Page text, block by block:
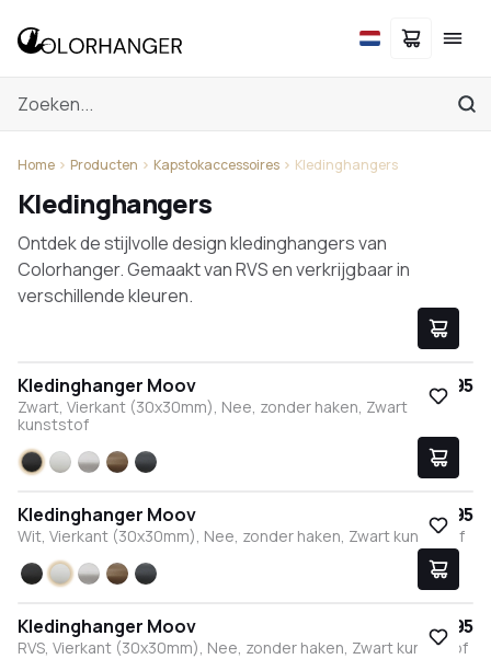
Home Producten Kapstokaccessoires Kledinghangers
Kledinghangers
Ontdek de stijlvolle design kledinghangers van
Colorhanger. Gemaakt van RVS en verkrijgbaar in
verschillende kleuren.
Kledinghanger Moov € 17,95
Zwart, Vierkant (30x30mm), Nee, zonder haken, Zwart
kunststof
ZwartWitRVSBronsAntraciet
Kledinghanger Moov
€ 17,95
Wit, Vierkant (30x30mm), Nee, zonder haken, Zwart kunststof
ZwartWitRVSBronsAntraciet
Kledinghanger Moov
€ 17,95
RVS, Vierkant (30x30mm), Nee, zonder haken, Zwart kunststof